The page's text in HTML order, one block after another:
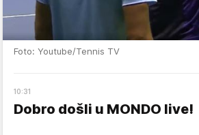
Foto: Youtube/Tennis TV
10:31
Dobro došli u MONDO live!